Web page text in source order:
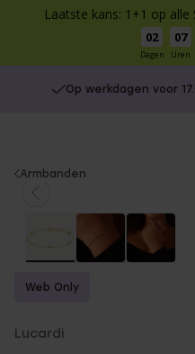
Laatste kans: 1+1 op alle
02
Dagen
07
Uren
Op werkdagen voor
You
Armbanden
Web Only
Lucardi